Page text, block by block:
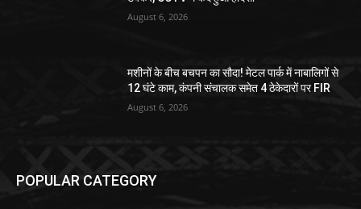
August 6, 2026
मशीनों के बीच बचपन का सौदा! मेटल पार्क में नाबालिगों से
12 घंटे काम, कंपनी संचालक समेत 4 ठेकेदारों पर FIR
August 6, 2026
POPULAR CATEGORY